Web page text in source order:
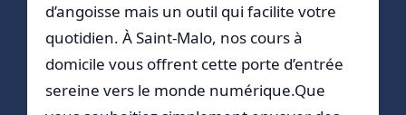
d’angoisse mais un outil qui facilite votre
quotidien. À Saint-Malo, nos cours à
domicile vous offrent cette porte d’entrée
sereine vers le monde numérique.Que